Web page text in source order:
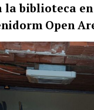
la biblioteca
Open